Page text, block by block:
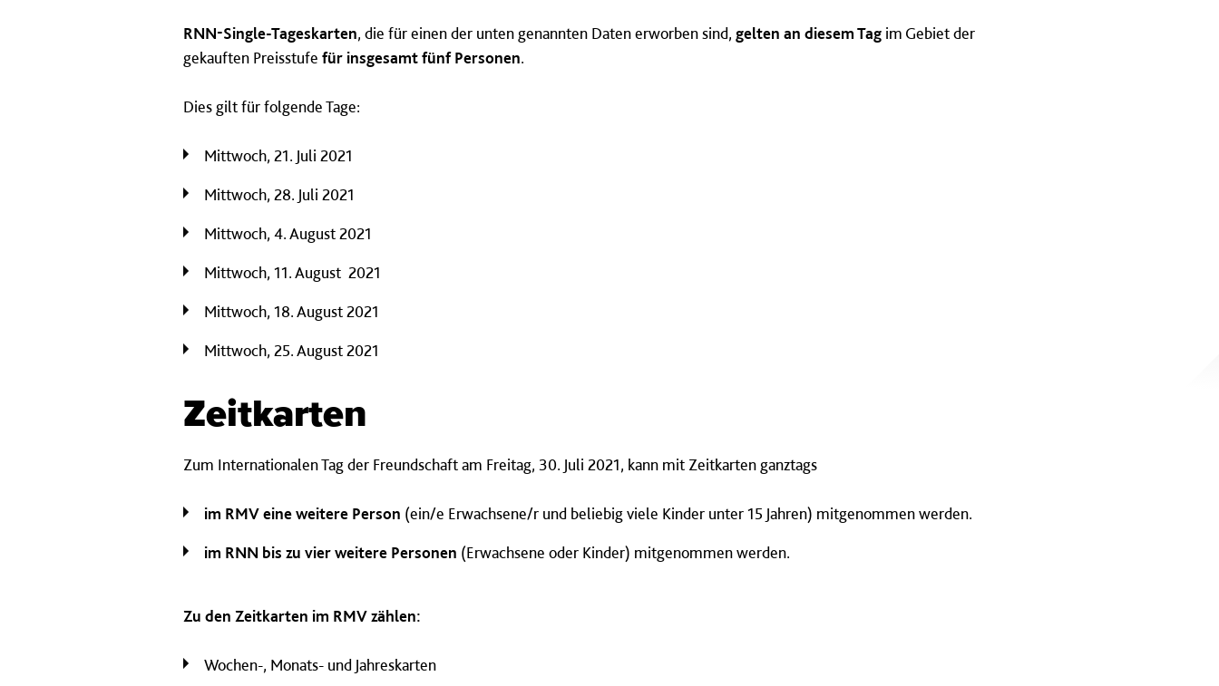
RNN-Single-Tageskarten, die für einen der unten genannten Daten erworben sind, gelten an diesem Tag im Gebiet der
gekauften Preisstufe für insgesamt fünf Personen.
Dies gilt für folgende Tage:
Mittwoch, 21. Juli 2021
Mittwoch, 28. Juli 2021
Mittwoch, 4. August 2021
Mittwoch, 11. August 2021
Mittwoch, 18. August 2021
Mittwoch, 25. August 2021
Zeitkarten
Zum Internationalen Tag der Freundschaft am Freitag, 30. Juli 2021, kann mit Zeitkarten ganztags
im RMV eine weitere Person (ein/e Erwachsene/r und beliebig viele Kinder unter 15 Jahren) mitgenommen werden.
im RNN bis zu vier weitere Personen (Erwachsene oder Kinder) mitgenommen werden.
Zu den Zeitkarten im RMV zählen:
Wochen-, Monats- und Jahreskarten